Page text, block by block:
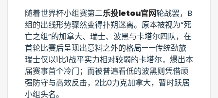
随着世界杯小组赛第二乐投letou官网轮战罢，B
组的出线形势骤然变得扑朔迷离。原本被视为“死
亡之组”的加拿大、瑞士、波黑与卡塔尔四队，在
首轮比赛后呈现出意料之外的格局——传统劲旅
瑞士仅以1比1战平实力相对较弱的卡塔尔，爆出本
届赛事首个冷门；而被普遍看低的波黑则凭借顽
强防守与高效反击，2比0力克加拿大，暂时跃居
小组头名。